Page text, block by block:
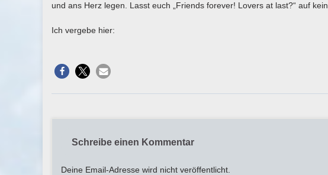
und ans Herz legen. Lasst euch „Friends forever! Lovers at last?“ auf
Ich vergebe hier:
Schreibe einen Kommentar
Deine Email-Adresse wird nicht veröffentlicht.